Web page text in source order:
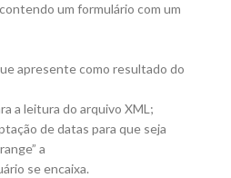
um formulário com um
apresente como resultado do
a leitura do arquivo XML;
de datas para que seja
a
se encaixa.